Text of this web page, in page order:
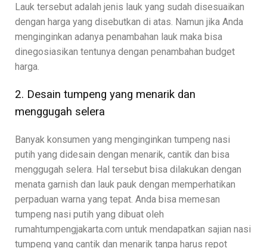
Lauk tersebut adalah jenis lauk yang sudah disesuaikan
dengan harga yang disebutkan di atas. Namun jika Anda
menginginkan adanya penambahan lauk maka bisa
dinegosiasikan tentunya dengan penambahan budget
harga.
2. Desain tumpeng yang menarik dan
menggugah selera
Banyak konsumen yang menginginkan tumpeng nasi
putih yang didesain dengan menarik, cantik dan bisa
menggugah selera. Hal tersebut bisa dilakukan dengan
menata garnish dan lauk pauk dengan memperhatikan
perpaduan warna yang tepat. Anda bisa memesan
tumpeng nasi putih yang dibuat oleh
rumahtumpengjakarta.com untuk mendapatkan sajian nasi
tumpeng yang cantik dan menarik tanpa harus repot